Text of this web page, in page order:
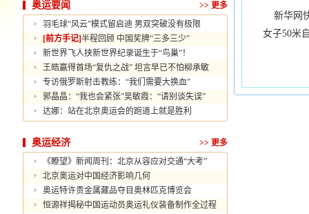
奥运要闻 >> 更多
羽毛球“风云”模式留启迪 男双突破没有极限
[前方手记]半程回顾 中国奖牌“三多三少”
新世界飞人挟新世界纪录诞生于“鸟巢”！
王皓赢得首场“复仇之战” 坦言早已不怕柳承敏
专访俄罗斯射击教练：“我们需要大换血”
郭晶晶：“我也会紧张”吴敏霞：“请别谈失误”
达娜：站在北京奥运会的跑道上就是胜利
奥运经济 >> 更多
《瞭望》新闻周刊：北京从容应对交通“大考”
北京奥运对中国经济影响几何
奥运特许贵金属藏品夺目奥林匹克博览会
恒源祥揭秘中国运动员奥运礼仪装备制作全过程
新华网
女子50米